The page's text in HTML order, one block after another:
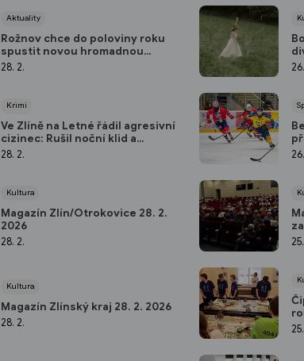
Aktuality
Rožnov chce do poloviny roku
spustit novou hromadnou
dopravu na vyžádání
28. 2.
Krimi
Ve Zlíně na Letné řádil agresivní
cizinec: Rušil noční klid a
zaútočil i na strážníky
28. 2.
Kultura
Magazín Zlín/Otrokovice 28. 2.
2026
28. 2.
Kultura
Magazín Zlínský kraj 28. 2. 2026
28. 2.